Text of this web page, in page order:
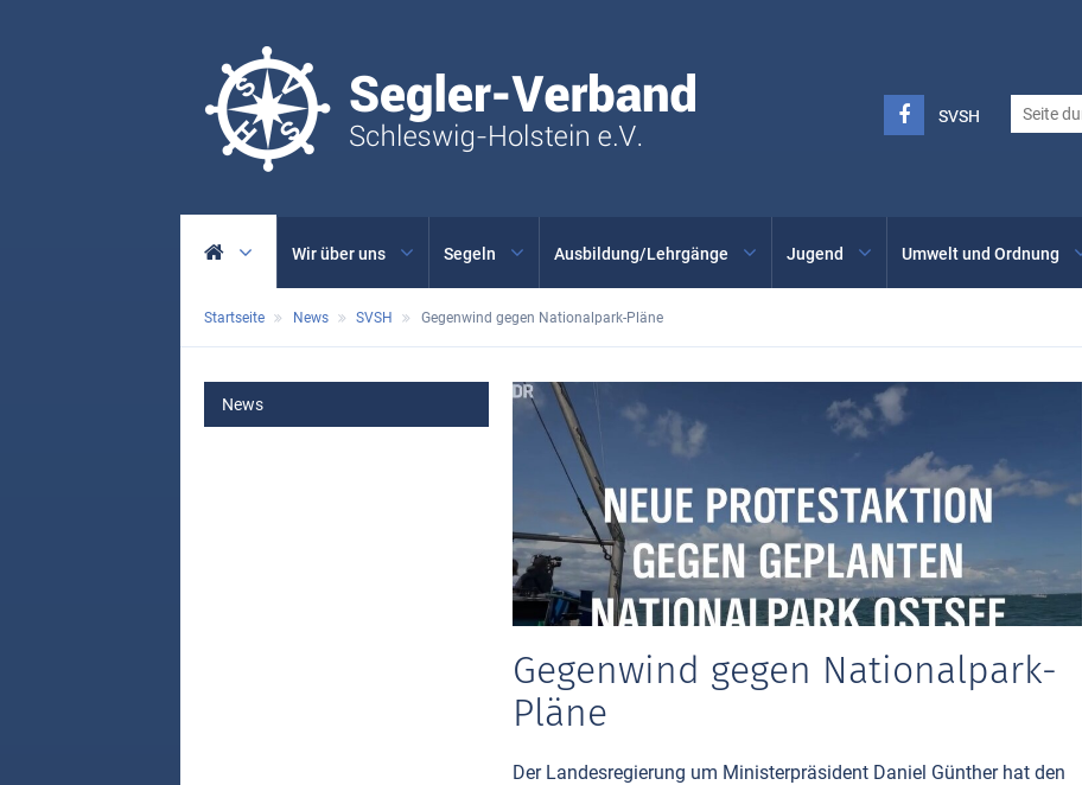
SVSH
FACEBOOK
SVSH
Wir über uns Segeln Ausbildung/Lehrgänge Jugend Umwelt und Ordnung
Startseite News SVSH Gegenwind gegen Nationalpark-Pläne
Gegenwind gegen Nationalpark-
Pläne
Der Landesregierung um Ministerpräsident Daniel Günther hat den
MAIN
News